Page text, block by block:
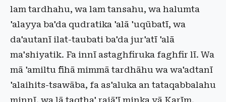
lam tardhahu, wa lam tansahu, wa halumta
'alayya ba'da qudratika 'alā 'uqūbatī, wa
da'autanī ilat-taubati ba'da jur'atī 'alā
ma'shiyatik. Fa innī astaghfiruka faghfir lī. Wa
mā 'amiltu fīhā mimmā tardhāhu wa wa'adtanī
'alaihits-tsawāba, fa as'aluka an tataqabbalahu